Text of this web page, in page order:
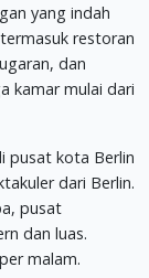
yang indah
restoran
dan
kamar mulai dari
pusat kota Berlin
dari Berlin.
pusat
dan luas.
malam.